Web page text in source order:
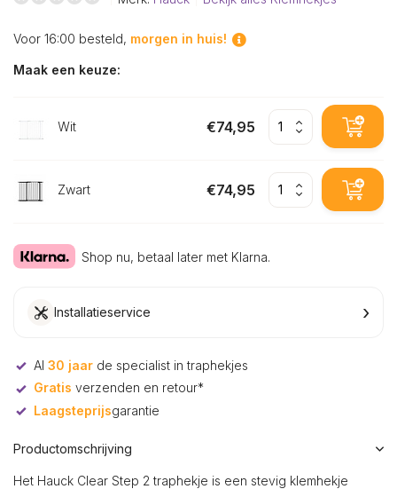
Voor 16:00 besteld, morgen in huis!
Maak een keuze:
Wit €74,95
Zwart €74,95
Shop nu, betaal later met Klarna.
Installatieservice ›
Al 30 jaar de specialist in traphekjes
Gratis verzenden en retour*
Laagsteprijsgarantie
Productomschrijving
Het Hauck Clear Step 2 traphekje is een stevig klemhekje